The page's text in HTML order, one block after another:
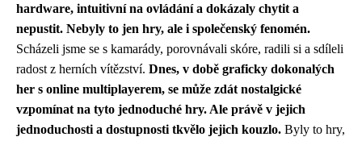
hardware, intuitivní na ovládání a dokázaly chytit a
nepustit. Nebyly to jen hry, ale i společenský fenomén.
Scházeli jsme se s kamarády, porovnávali skóre, radili si a sdíleli
radost z herních vítězství. Dnes, v době graficky dokonalých
her s online multiplayerem, se může zdát nostalgické
vzpomínat na tyto jednoduché hry. Ale právě v jejich
jednoduchosti a dostupnosti tkvělo jejich kouzlo. Byly to hry,